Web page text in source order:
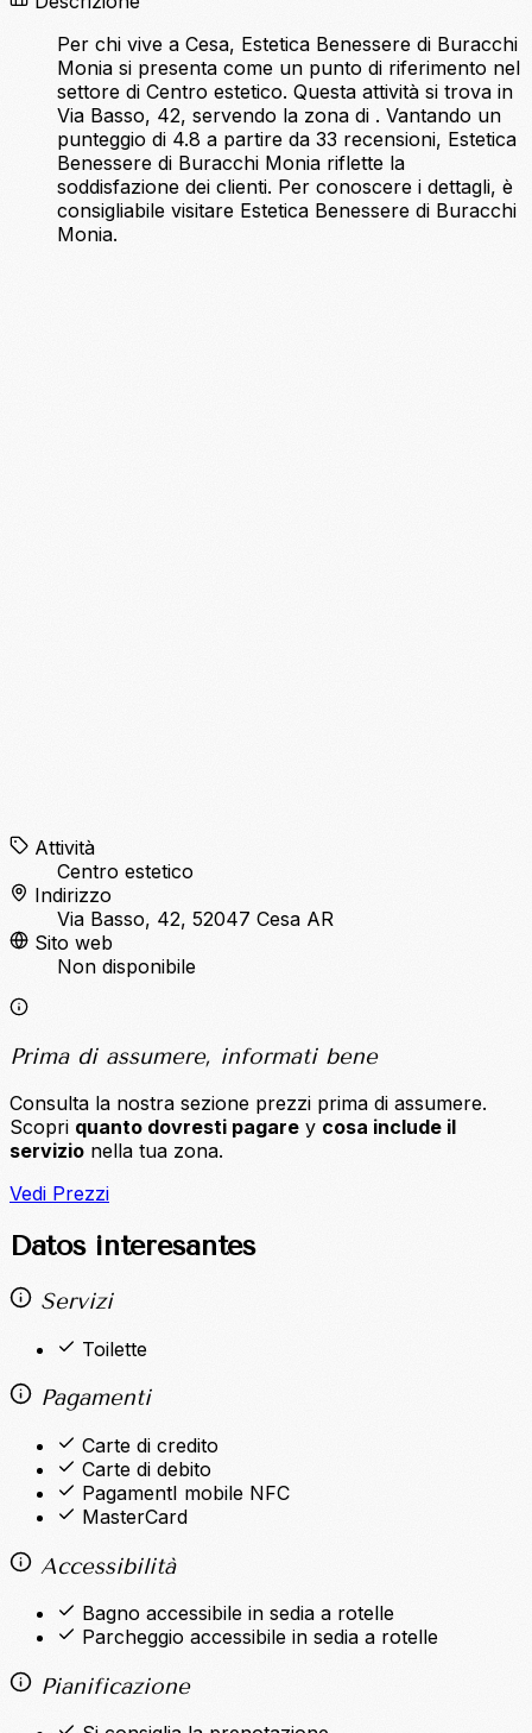
Per chi vive a Cesa, Estetica Benessere di Buracchi
Monia si presenta come un punto di riferimento nel
settore di Centro estetico. Questa attività si trova in
Via Basso, 42, servendo la zona di . Vantando un
punteggio di 4.8 a partire da 33 recensioni, Estetica
Benessere di Buracchi Monia riflette la
soddisfazione dei clienti. Per conoscere i dettagli, è
consigliabile visitare Estetica Benessere di Buracchi
Monia.
Attività
Centro estetico
Indirizzo
Via Basso, 42, 52047 Cesa AR
Sito web
Non disponibile
Prima di assumere, informati bene
Consulta la nostra sezione prezzi prima di assumere.
Scopri quanto dovresti pagare y cosa include il
servizio nella tua zona.
Vedi Prezzi
Datos interesantes
Servizi
Toilette
Pagamenti
Carte di credito
Carte di debito
PagamentI mobile NFC
MasterCard
Accessibilità
Bagno accessibile in sedia a rotelle
Parcheggio accessibile in sedia a rotelle
Pianificazione